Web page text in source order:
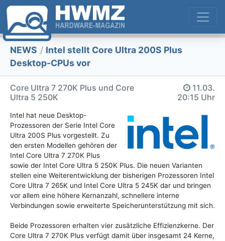
NEWS / Intel stellt Core Ultra 200S Plus
Desktop-CPUs vor
Core Ultra 7 270K Plus und Core
Ultra 5 250K
11.03.
20:15 Uhr
Intel hat neue Desktop-
Prozessoren der Serie Intel Core
Ultra 200S Plus vorgestellt. Zu
den ersten Modellen gehören der
Intel Core Ultra 7 270K Plus
sowie der Intel Core Ultra 5 250K Plus. Die neuen Varianten
stellen eine Weiterentwicklung der bisherigen Prozessoren Intel
Core Ultra 7 265K und Intel Core Ultra 5 245K dar und bringen
vor allem eine höhere Kernanzahl, schnellere interne
Verbindungen sowie erweiterte Speicherunterstützung mit sich.
Beide Prozessoren erhalten vier zusätzliche Effizienzkerne. Der
Core Ultra 7 270K Plus verfügt damit über insgesamt 24 Kerne,